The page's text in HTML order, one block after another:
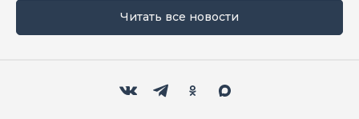
Читать все новости